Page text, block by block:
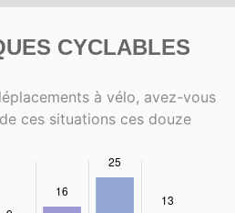
CYCLABLES
à vélo, avez-vous
ces situations ces douze